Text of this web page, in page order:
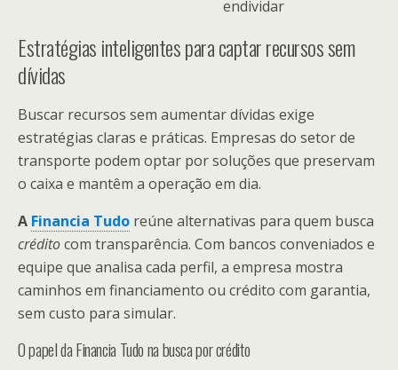
endividar
Estratégias inteligentes para captar recursos sem
dívidas
Buscar recursos sem aumentar dívidas exige
estratégias claras e práticas. Empresas do setor de
transporte podem optar por soluções que preservam
o caixa e mantêm a operação em dia.
A Financia Tudo reúne alternativas para quem busca
créditocom transparência. Com bancos conveniados e
equipe que analisa cada perfil, a empresa mostra
caminhos em financiamento ou crédito com garantia,
sem custo para simular.
O papel da Financia Tudo na busca por crédito